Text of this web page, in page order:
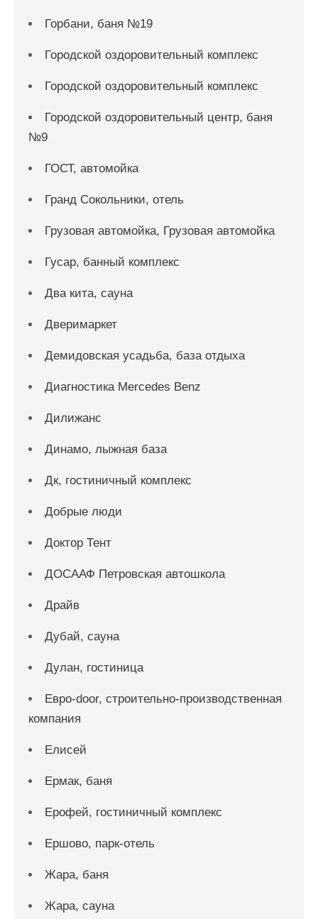
Горбани, баня №19
Городской оздоровительный комплекс
Городской оздоровительный комплекс
Городской оздоровительный центр, баня
№9
ГОСТ, автомойка
Гранд Сокольники, отель
Грузовая автомойка, Грузовая автомойка
Гусар, банный комплекс
Два кита, сауна
Дверимаркет
Демидовская усадьба, база отдыха
Диагностика Mercedes Benz
Дилижанс
Динамо, лыжная база
Дк, гостиничный комплекс
Добрые люди
Доктор Тент
ДОСААФ Петровская автошкола
Драйв
Дубай, сауна
Дулан, гостиница
Евро-door, строительно-производственная
компания
Елисей
Ермак, баня
Ерофей, гостиничный комплекс
Ершово, парк-отель
Жара, баня
Жара, сауна